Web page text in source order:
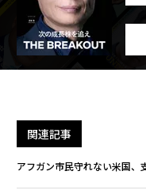
関連記事
アフガン市民守れない米国、